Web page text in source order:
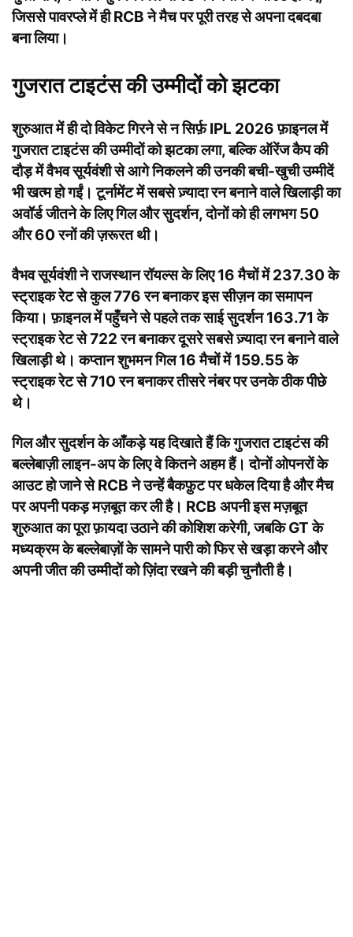
जिससे पावरप्ले में ही RCB ने मैच पर पूरी तरह से अपना दबदबा
बना लिया।
गुजरात टाइटंस की उम्मीदों को झटका
शुरुआत में ही दो विकेट गिरने से न सिर्फ़ IPL 2026 फ़ाइनल में
गुजरात टाइटंस की उम्मीदों को झटका लगा, बल्कि ऑरेंज कैप की
दौड़ में वैभव सूर्यवंशी से आगे निकलने की उनकी बची-खुची उम्मीदें
भी खत्म हो गईं। टूर्नामेंट में सबसे ज़्यादा रन बनाने वाले खिलाड़ी का
अवॉर्ड जीतने के लिए गिल और सुदर्शन, दोनों को ही लगभग 50
और 60 रनों की ज़रूरत थी।
वैभव सूर्यवंशी ने राजस्थान रॉयल्स के लिए 16 मैचों में 237.30 के
स्ट्राइक रेट से कुल 776 रन बनाकर इस सीज़न का समापन
किया। फ़ाइनल में पहुँचने से पहले तक साई सुदर्शन 163.71 के
स्ट्राइक रेट से 722 रन बनाकर दूसरे सबसे ज़्यादा रन बनाने वाले
खिलाड़ी थे। कप्तान शुभमन गिल 16 मैचों में 159.55 के
स्ट्राइक रेट से 710 रन बनाकर तीसरे नंबर पर उनके ठीक पीछे
थे।
गिल और सुदर्शन के आँकड़े यह दिखाते हैं कि गुजरात टाइटंस की
बल्लेबाज़ी लाइन-अप के लिए वे कितने अहम हैं। दोनों ओपनरों के
आउट हो जाने से RCB ने उन्हें बैकफ़ुट पर धकेल दिया है और मैच
पर अपनी पकड़ मज़बूत कर ली है। RCB अपनी इस मज़बूत
शुरुआत का पूरा फ़ायदा उठाने की कोशिश करेगी, जबकि GT के
मध्यक्रम के बल्लेबाज़ों के सामने पारी को फिर से खड़ा करने और
अपनी जीत की उम्मीदों को ज़िंदा रखने की बड़ी चुनौती है।